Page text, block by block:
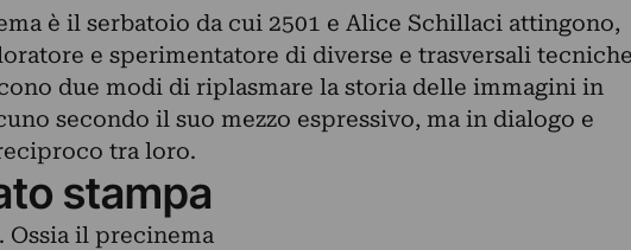
è il serbatoio da cui 2501 e Alice Schillaci attingono,
e sperimentatore di diverse e trasversali
due modi di riplasmare la storia delle immagini in
secondo il suo mezzo espressivo, ma in dialogo e
tra loro.
stampa
il precinema